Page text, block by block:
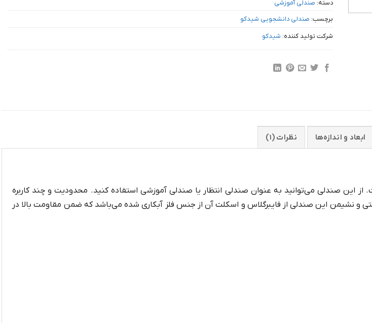
دسته: صندلی آموزشی
برچسب: صندلی دانشجویی شیدکو
شرکت تولید کننده: شیدکو
ابعاد و اندازه‌ها نظرات (۱)
از این صندلی می‌توانید به عنوان صندلی انتظار یا صندلی آموزشی استفاده کنید. محدودیت و چند کاربره
نشیمن این صندلی از فایبرگلاس و اسکلت آن از جنس فلز آبکاری شده می‌باشد که ضمن مقاومت بالا در